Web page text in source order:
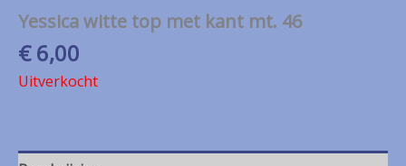
Yessica witte top met kant mt. 46
€6,00
Uitverkocht